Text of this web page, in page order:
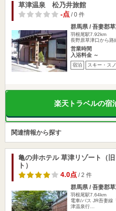
草津温泉 松乃井旅館
-点/ 0 件
群馬県 / 吾妻郡
羽根尾駅7.92km
長野原草津口から路
営業時間
入浴料金 ～
宿泊 スキー・ス
楽天トラベルの宿
関連情報から探す
亀の井ホテル 草津リゾート（
ト）
4.0点/ 2 件
群馬県 / 吾妻郡
羽根尾駅7.64km
電車/バス JR吾妻線
津温泉行…